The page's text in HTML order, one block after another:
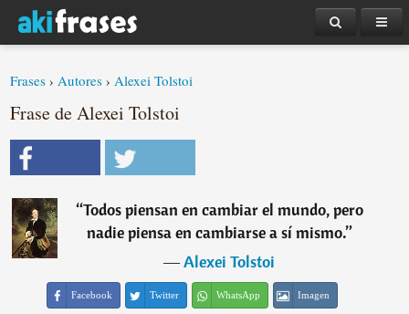
Frases ›Autores ›Alexei Tolstoi
Frase de Alexei Tolstoi
“Todos piensan en cambiar el mundo, pero
nadie piensa en cambiarse a sí mismo.”
―Alexei Tolstoi
Facebook Twitter WhatsApp Imagen